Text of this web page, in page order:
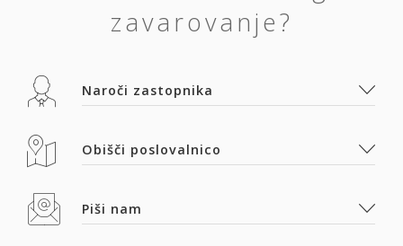
zavarovanje?
Naroči zastopnika
Obišči poslovalnico
Piši nam